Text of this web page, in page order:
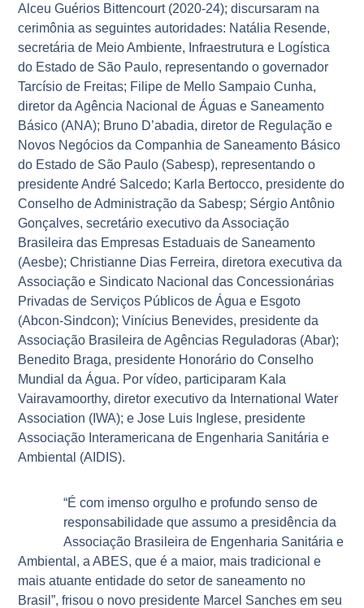
Alceu Guérios Bittencourt (2020-24); discursaram na
cerimônia as seguintes autoridades: Natália Resende,
secretária de Meio Ambiente, Infraestrutura e Logística
do Estado de São Paulo, representando o governador
Tarcísio de Freitas; Filipe de Mello Sampaio Cunha,
diretor da Agência Nacional de Águas e Saneamento
Básico (ANA); Bruno D’abadia, diretor de Regulação e
Novos Negócios da Companhia de Saneamento Básico
do Estado de São Paulo (Sabesp), representando o
presidente André Salcedo; Karla Bertocco, presidente do
Conselho de Administração da Sabesp; Sérgio Antônio
Gonçalves, secretário executivo da Associação
Brasileira das Empresas Estaduais de Saneamento
(Aesbe); Christianne Dias Ferreira, diretora executiva da
Associação e Sindicato Nacional das Concessionárias
Privadas de Serviços Públicos de Água e Esgoto
(Abcon-Sindcon); Vinícius Benevides, presidente da
Associação Brasileira de Agências Reguladoras (Abar);
Benedito Braga, presidente Honorário do Conselho
Mundial da Água. Por vídeo, participaram Kala
Vairavamoorthy, diretor executivo da International Water
Association (IWA); e Jose Luis Inglese, presidente
Associação Interamericana de Engenharia Sanitária e
Ambiental (AIDIS).
“É com imenso orgulho e profundo senso de
responsabilidade que assumo a presidência da
Associação Brasileira de Engenharia Sanitária e
Ambiental, a ABES, que é a maior, mais tradicional e
mais atuante entidade do setor de saneamento no
Brasil”, frisou o novo presidente Marcel Sanches em seu